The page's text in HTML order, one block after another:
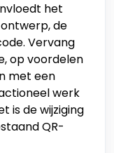
het
de
Vervang
op voordelen
met een
werk
is de wijziging
QR-